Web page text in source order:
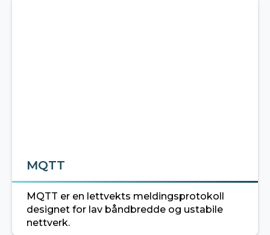
MQTT
MQTT er en lettvekts meldingsprotokoll
designet for lav båndbredde og ustabile
nettverk.